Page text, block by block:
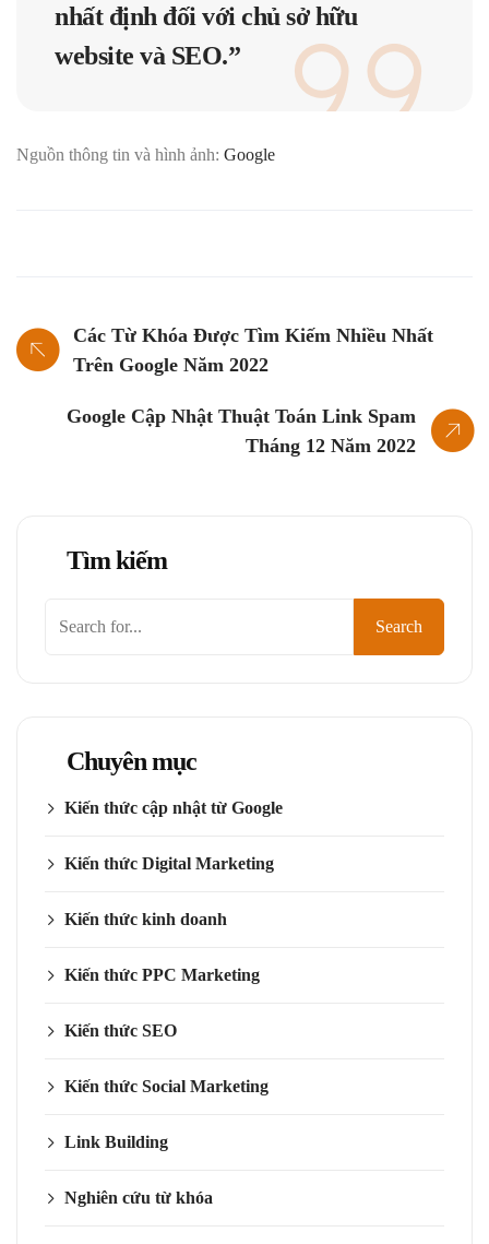
nhất định đối với chủ sở hữu
website và SEO.”
Nguồn thông tin và hình ảnh: Google
Các Từ Khóa Được Tìm Kiếm Nhiều Nhất
Trên Google Năm 2022
Google Cập Nhật Thuật Toán Link Spam
Tháng 12 Năm 2022
Tìm kiếm
Search
Chuyên mục
Kiến thức cập nhật từ Google
Kiến thức Digital Marketing
Kiến thức kinh doanh
Kiến thức PPC Marketing
Kiến thức SEO
Kiến thức Social Marketing
Link Building
Nghiên cứu từ khóa